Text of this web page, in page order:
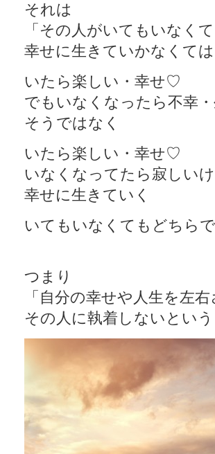
それは
「その人がいてもいなく
幸せに生きていかなくて
いたら楽しい・幸せ♡
でもいなくなったら不幸
そうではなく
いたら楽しい・幸せ♡
いなくなってたら寂しいけ
幸せに生きていく
いてもいなくてもどちら
つまり
「自分の幸せや人生を左
その人に執着しないという